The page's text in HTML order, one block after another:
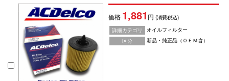
価格 1,881 円(消費税込)
詳細カテゴリ
オイルフィルター
区分
新品・純正品（ＯＥＭ含）